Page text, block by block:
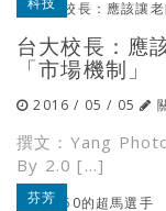
台大校長：應
「市場機制」
2016 / 05 / 05
撰文：Yang
By 2.0 […]
芬芳